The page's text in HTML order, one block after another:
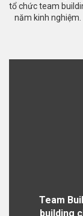
tổ chức team
năm kinh
Team
building